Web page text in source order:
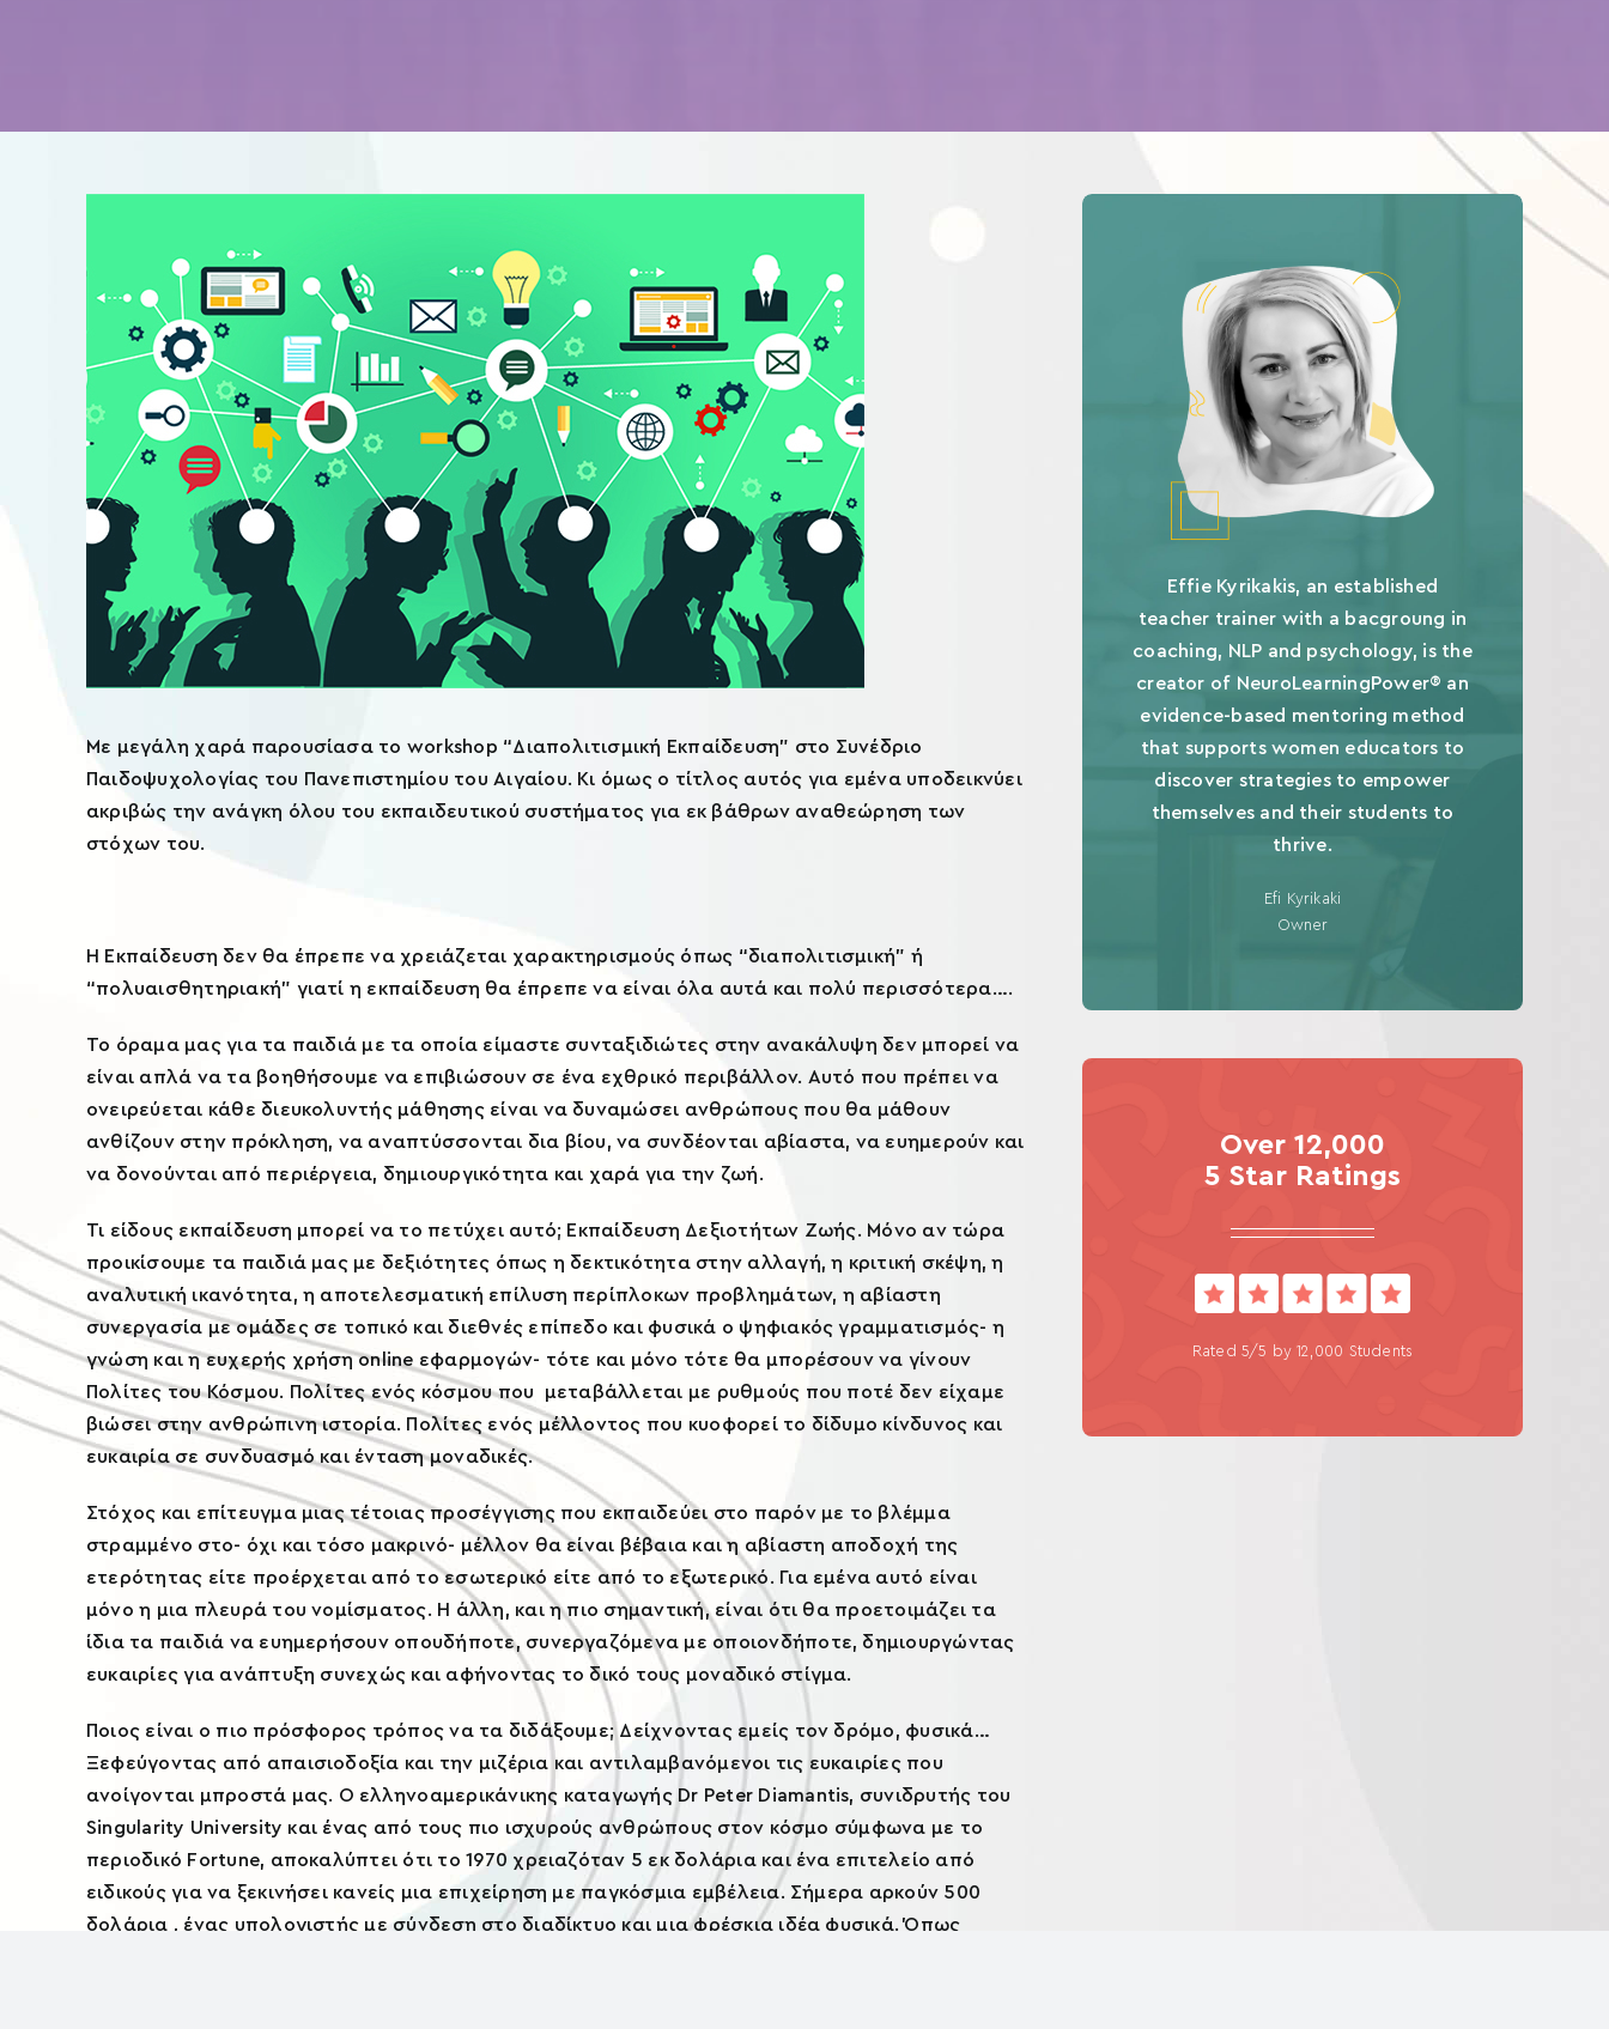
Με μεγάλη χαρά παρουσίασα το workshop “Διαπολιτισμική Εκπαίδευση” στο Συνέδριο
Παιδοψυχολογίας του Πανεπιστημίου του Αιγαίου. Κι όμως ο τίτλος αυτός για εμένα υποδεικνύει
ακριβώς την ανάγκη όλου του εκπαιδευτικού συστήματος για εκ βάθρων αναθεώρηση των
στόχων του.
Η Εκπαίδευση δεν θα έπρεπε να χρειάζεται χαρακτηρισμούς όπως “διαπολιτισμική” ή
“πολυαισθητηριακή” γιατί η εκπαίδευση θα έπρεπε να είναι όλα αυτά και πολύ περισσότερα….
Το όραμα μας για τα παιδιά με τα οποία είμαστε συνταξιδιώτες στην ανακάλυψη δεν μπορεί να
είναι απλά να τα βοηθήσουμε να επιβιώσουν σε ένα εχθρικό περιβάλλον. Αυτό που πρέπει να
ονειρεύεται κάθε διευκολυντής μάθησης είναι να δυναμώσει ανθρώπους που θα μάθουν
ανθίζουν στην πρόκληση, να αναπτύσσονται δια βίου, να συνδέονται αβίαστα, να ευημερούν και
να δονούνται από περιέργεια, δημιουργικότητα και χαρά για την ζωή.
Τι είδους εκπαίδευση μπορεί να το πετύχει αυτό; Εκπαίδευση Δεξιοτήτων Ζωής. Μόνο αν τώρα
προικίσουμε τα παιδιά μας με δεξιότητες όπως η δεκτικότητα στην αλλαγή, η κριτική σκέψη, η
αναλυτική ικανότητα, η αποτελεσματική επίλυση περίπλοκων προβλημάτων, η αβίαστη
συνεργασία με ομάδες σε τοπικό και διεθνές επίπεδο και φυσικά ο ψηφιακός γραμματισμός- η
γνώση και η ευχερής χρήση online εφαρμογών- τότε και μόνο τότε θα μπορέσουν να γίνουν
Πολίτες του Κόσμου. Πολίτες ενός κόσμου που μεταβάλλεται με ρυθμούς που ποτέ δεν είχαμε
βιώσει στην ανθρώπινη ιστορία. Πολίτες ενός μέλλοντος που κυοφορεί το δίδυμο κίνδυνος και
ευκαιρία σε συνδυασμό και ένταση μοναδικές.
Στόχος και επίτευγμα μιας τέτοιας προσέγγισης που εκπαιδεύει στο παρόν με το βλέμμα
στραμμένο στο- όχι και τόσο μακρινό- μέλλον θα είναι βέβαια και η αβίαστη αποδοχή της
ετερότητας είτε προέρχεται από το εσωτερικό είτε από το εξωτερικό. Για εμένα αυτό είναι
μόνο η μια πλευρά του νομίσματος. Η άλλη, και η πιο σημαντική, είναι ότι θα προετοιμάζει τα
ίδια τα παιδιά να ευημερήσουν οπουδήποτε, συνεργαζόμενα με οποιονδήποτε, δημιουργώντας
ευκαιρίες για ανάπτυξη συνεχώς και αφήνοντας το δικό τους μοναδικό στίγμα.
Ποιος είναι ο πιο πρόσφορος τρόπος να τα διδάξουμε; Δείχνοντας εμείς τον δρόμο, φυσικά…
Ξεφεύγοντας από απαισιοδοξία και την μιζέρια και αντιλαμβανόμενοι τις ευκαιρίες που
ανοίγονται μπροστά μας. O ελληνοαμερικάνικης καταγωγής Dr Peter Diamantis, συνιδρυτής του
Singularity University και ένας από τους πιο ισχυρούς ανθρώπους στον κόσμο σύμφωνα με το
περιοδικό Fortune, αποκαλύπτει ότι το 1970 χρειαζόταν 5 εκ δολάρια και ένα επιτελείο από
ειδικούς για να ξεκινήσει κανείς μια επιχείρηση με παγκόσμια εμβέλεια. Σήμερα αρκούν 500
δολάρια , ένας υπολογιστής με σύνδεση στο διαδίκτυο και μια φρέσκια ιδέα φυσικά. Όπως
Effie Kyrikakis, an established
teacher trainer with a bacgroung in
coaching, NLP and psychology, is the
creator of NeuroLearningPower® an
evidence-based mentoring method
that supports women educators to
discover strategies to empower
themselves and their students to
thrive.
Efi Kyrikaki
Owner
Over 12,000
5 Star Ratings
Rated 5/5 by 12,000 Students